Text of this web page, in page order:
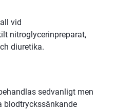
vid
nitroglycerinpreparat,
diuretika.
sedvanligt men
blodtryckssänkande